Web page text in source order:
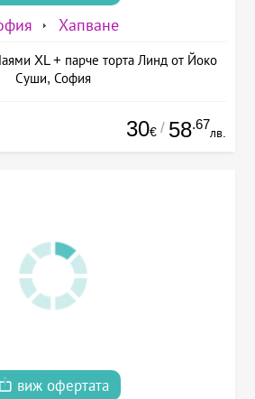
Хапване
XL + парче торта Линд от Йоко
Суши, София
30€ / 58.67
лв.
виж офертата